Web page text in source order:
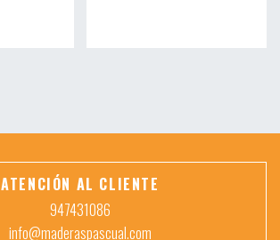
ATENCIÓN AL CLIENTE
947431086
info@maderaspascual.com